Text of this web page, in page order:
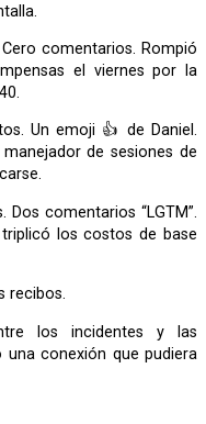
el viernes por la
de sesiones de
los costos de base
recibos.
conexión que pudiera